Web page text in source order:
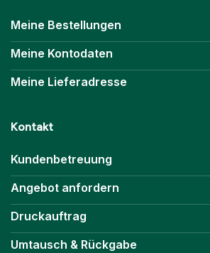
Meine Bestellungen
Meine Kontodaten
Meine Lieferadresse
Kontakt
Kundenbetreuung
Angebot anfordern
Druckauftrag
Umtausch & Rückgabe